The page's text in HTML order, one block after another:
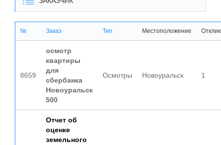
№ Заказ Тип Местоположение
8659
осмотр
квартиры
для
сбербанка
Новоуральск
500
Осмотры Новоуральск 1
Отчет об
оценке
земельного